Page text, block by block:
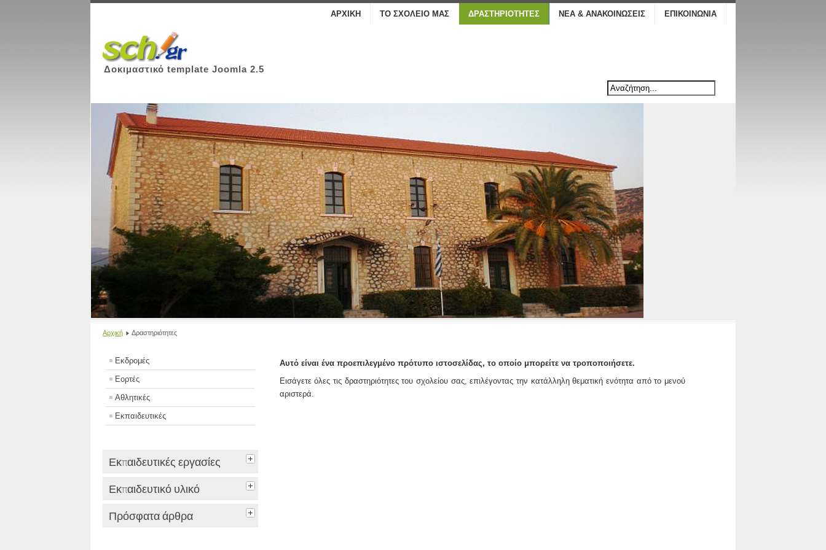
Δοκιμαστικό template Joomla 2.5
ΑΡΧΙΚΉ ΤΟ ΣΧΟΛΕΊΟ ΜΑΣ ΔΡΑΣΤΗΡΙΌΤΗΤΕΣ ΝΈΑ & ΑΝΑΚΟΙΝΏΣΕΙΣ ΕΠΙΚΟΙΝΩΝΊΑ
Αρχική Δραστηριότητες
Εκδρομές
Εορτές
Αθλητικές
Εκπαιδευτικές
Εκπαιδευτικές εργασίες
Εκπαιδευτικό υλικό
Πρόσφατα άρθρα
Αυτό είναι ένα προεπιλεγμένο πρότυπο ιστοσελίδας, το οποίο μπορείτε να τροποποιήσετε.
Εισάγετε όλες τις δραστηριότητες του σχολείου σας, επιλέγοντας την κατάλληλη θεματική ενότητα από το μενού
αριστερά.